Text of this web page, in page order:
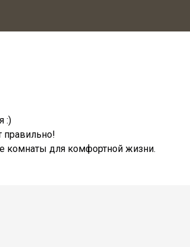
:)
правильно!
комнаты для комфортной жизни.